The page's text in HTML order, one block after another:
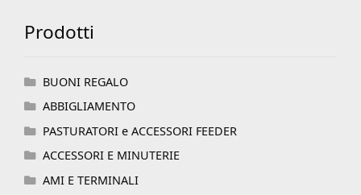
Prodotti
BUONI REGALO
ABBIGLIAMENTO
PASTURATORI e ACCESSORI FEEDER
ACCESSORI E MINUTERIE
AMI E TERMINALI